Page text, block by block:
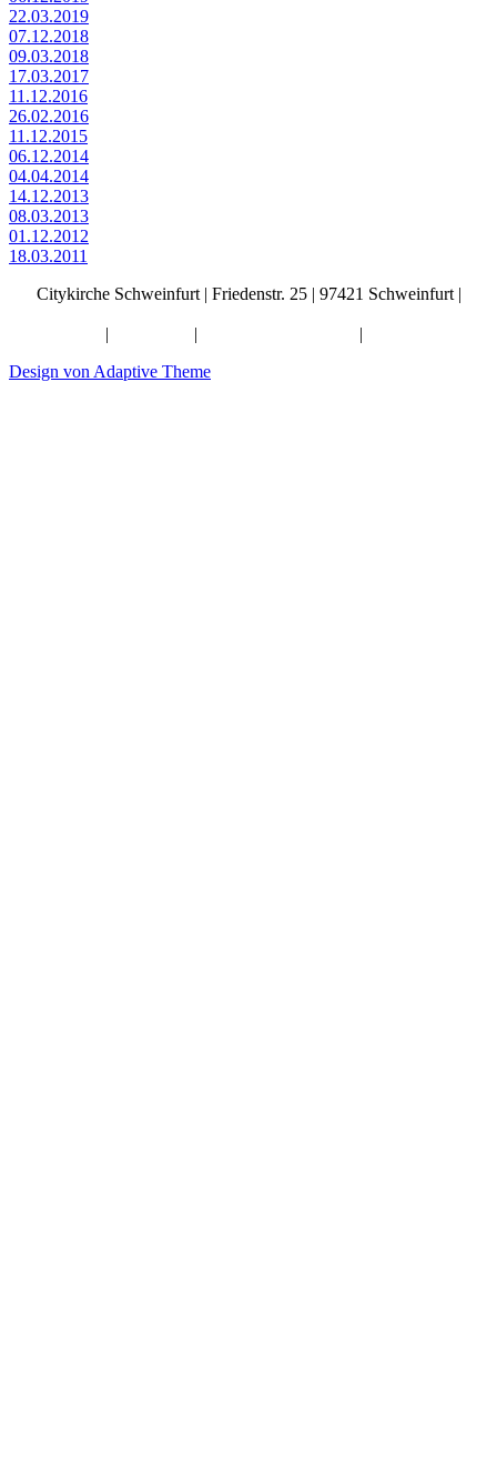
22.03.2019
07.12.2018
09.03.2018
17.03.2017
11.12.2016
26.02.2016
11.12.2015
06.12.2014
04.04.2014
14.12.2013
08.03.2013
01.12.2012
18.03.2011
Citykirche Schweinfurt | Friedenstr. 25 | 97421 Schweinfurt |
| | |
Design von Adaptive Theme